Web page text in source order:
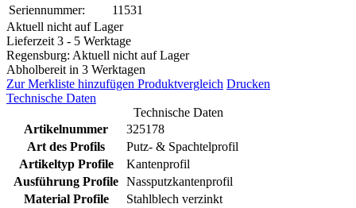
Seriennummer:
11531
Aktuell nicht auf Lager
Lieferzeit 3 - 5 Werktage
Regensburg: Aktuell nicht auf Lager
Abholbereit in 3 Werktagen
Zur Merkliste hinzufügen Produktvergleich Drucken
Technische Daten
Technische Daten
Artikelnummer
325178
Art des Profils
Putz- & Spachtelprofil
Artikeltyp Profile
Kantenprofil
Ausführung Profile Nassputzkantenprofil
Material Profile
Stahlblech verzinkt